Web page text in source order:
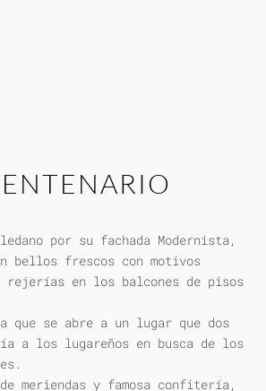
por su fachada Modernista,
bellos frescos con motivos
en los balcones de pisos
que se abre a un lugar que dos
a los lugareños en busca de los
meriendas y famosa confitería,